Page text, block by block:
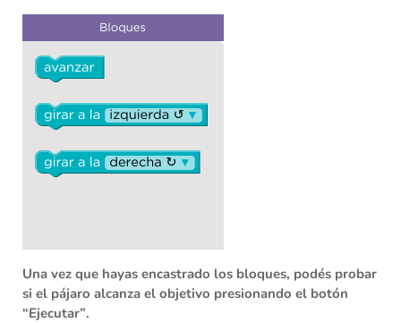
Una vez que hayas encastrado los bloques, podés probar
si el pájaro alcanza el objetivo presionando el botón
“Ejecutar”.